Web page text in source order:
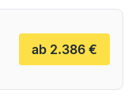
ab 2.386 €